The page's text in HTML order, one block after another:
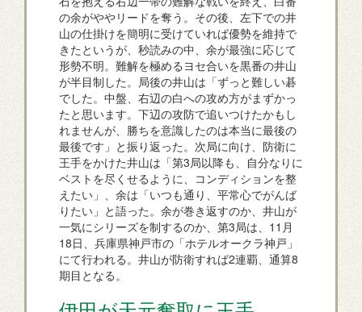
の余がややリードを奪う。その後、左下での井
山の仕掛けを簡明に受けていれば優勢を維持で
きたというが、秒読みの中、余が最強に応じて
形勢不明。難解を極めるヨセ合いを黒番の井山
が半目制した。局後の井山は「ずっと難しい碁
でした。中盤、右辺の白への攻め方がまずかっ
たと思います。下辺の攻防で追いつけたかもし
れませんが、勝ちを意識したのは本当に最後の
最後です」と振り返った。次局に向け、防衛に
王手をかけた井山は「第3局以降も、自分なりに
ベストを尽くせるように、コンディションを整
えたい」、余は「いつも通り、平常心でがんば
りたい」と語った。余が巻き返すのか、井山が
一気にシリーズを制するのか、第3局は、11月
18日、兵庫県神戸市の「ホテルオークラ神戸」
にて行われる。井山が防衛すれば2連覇、通算8
期目となる。